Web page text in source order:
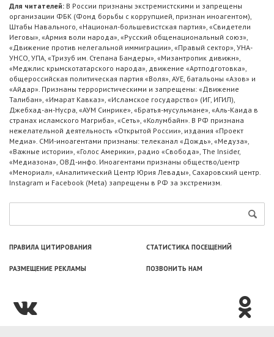
Для читателей: В России признаны экстремистскими и запрещены
организации ФБК (Фонд борьбы с коррупцией, признан иноагентом),
Штабы Навального, «Национал-большевистская партия», «Свидетели
Иеговы», «Армия воли народа», «Русский общенациональный союз»,
«Движение против нелегальной иммиграции», «Правый сектор», УНА-
УНСО, УПА, «Тризуб им. Степана Бандеры», «Мизантропик дивижн»,
«Меджлис крымскотатарского народа», движение «Артподготовка»,
общероссийская политическая партия «Воля», АУЕ, батальоны «Азов» и
«Айдар». Признаны террористическими и запрещены: «Движение
Талибан», «Имарат Кавказ», «Исламское государство» (ИГ, ИГИЛ),
Джебхад-ан-Нусра, «АУМ Синрике», «Братья-мусульмане», «Аль-Каида в
странах исламского Магриба», «Сеть», «Колумбайн». В РФ признана
нежелательной деятельность «Открытой России», издания «Проект
Медиа». СМИ-иноагентами признаны: телеканал «Дождь», «Медуза»,
«Важные истории», «Голос Америки», радио «Свобода», The Insider,
«Медиазона», ОВД-инфо. Иноагентами признаны общество/центр
«Мемориал», «Аналитический Центр Юрия Левады», Сахаровский центр.
Instagram и Facebook (Metа) запрещены в РФ за экстремизм.
ПРАВИЛА ЦИТИРОВАНИЯ СТАТИСТИКА ПОСЕЩЕНИЙ
РАЗМЕЩЕНИЕ РЕКЛАМЫ ПОЗВОНИТЬ НАМ